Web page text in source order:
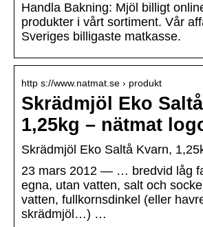
Handla Bakning: Mjöl billigt
produkter i vårt sortiment. Vår
Sveriges billigaste matkasse.
http s://www.natmat.se › produkt
Skrädmjöl Eko
1,25kg – nätmat
Skrädmjöl Eko Saltå Kvarn,
23 mars 2012 — … bredvid låg
egna, utan vatten, salt och
vatten, fullkornsdinkel (eller
skrädmjöl…) …